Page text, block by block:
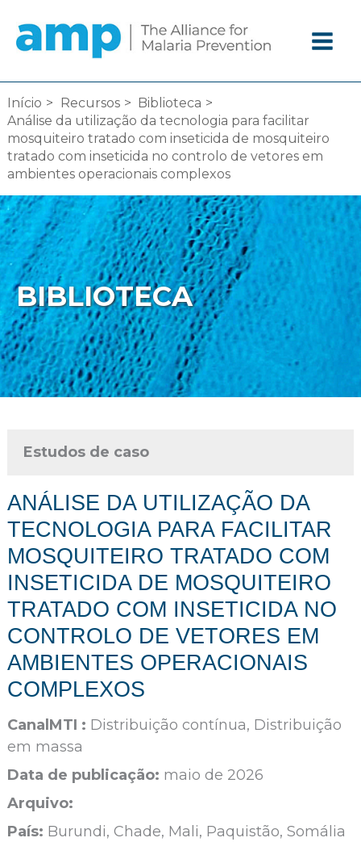
diretamente
para
o
conteúdo
Início Recursos
Biblioteca
Análise da utilização da tecnologia para facilitar
mosquiteiro tratado com inseticida de mosquiteiro
tratado com inseticida no controlo de vetores em
ambientes operacionais complexos
BIBLIOTECA
Estudos de caso
ANÁLISE DA UTILIZAÇÃO DA
TECNOLOGIA PARA FACILITAR
MOSQUITEIRO TRATADO COM
INSETICIDA DE MOSQUITEIRO
TRATADO COM INSETICIDA NO
CONTROLO DE VETORES EM
AMBIENTES OPERACIONAIS
COMPLEXOS
CanalMTI : Distribuição contínua, Distribuição
em massa
Data de publicação: maio de 2026
Arquivo:
País: Burundi, Chade, Mali, Paquistão, Somália